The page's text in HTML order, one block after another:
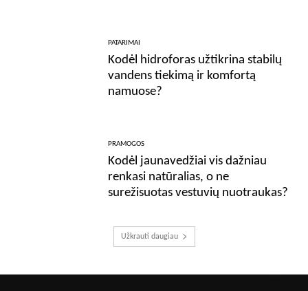
PATARIMAI
Kodėl hidroforas užtikrina stabilų
vandens tiekimą ir komfortą
namuose?
PRAMOGOS
Kodėl jaunavedžiai vis dažniau
renkasi natūralias, o ne
surežisuotas vestuvių nuotraukas?
Užkrauti daugiau